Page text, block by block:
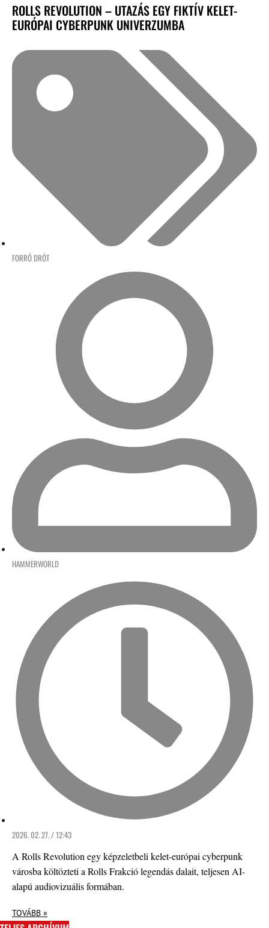
ROLLS REVOLUTION – UTAZÁS EGY FIKTÍV KELET-
EURÓPAI CYBERPUNK UNIVERZUMBA
FORRÓ DRÓT
HAMMERWORLD
2026. 02. 27. / 12:43
A Rolls Revolution egy képzeletbeli kelet-európai cyberpunk
városba költözteti a Rolls Frakció legendás dalait, teljesen AI-
alapú audiovizuális formában.
TOVÁBB »